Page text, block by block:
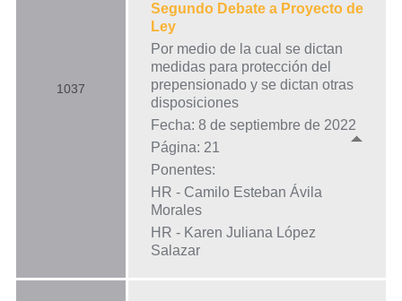
1037
Segundo Debate a Proyecto de
Ley
Por medio de la cual se dictan
medidas para protección del
prepensionado y se dictan otras
disposiciones
Fecha: 8 de septiembre de 2022
Página: 21
Ponentes:
HR - Camilo Esteban Ávila
Morales
HR - Karen Juliana López
Salazar